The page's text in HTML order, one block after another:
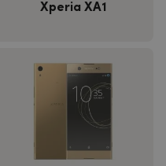
Xperia XA1